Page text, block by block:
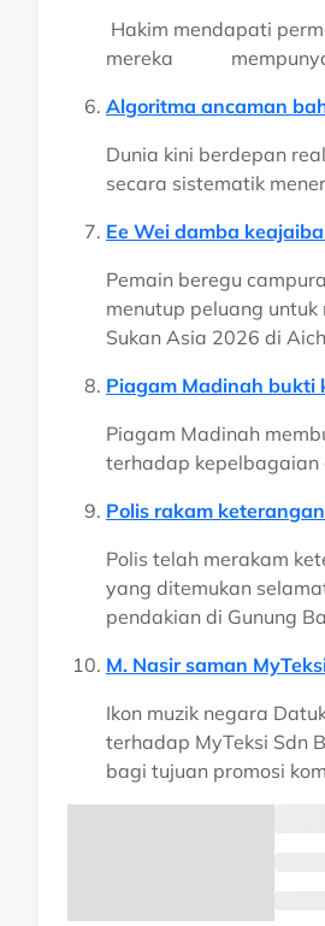
Hakim mendapati
mereka mempunyai
Algoritma ancaman
Dunia kini berdepan
secara sistematik
Ee Wei damba
Pemain beregu
menutup peluang
Sukan Asia 2026 di
Piagam Madinah bukti
Piagam Madinah
terhadap kepelbagaian
Polis rakam
Polis telah merakam
yang ditemukan
pendakian di Gunung
M. Nasir saman
Ikon muzik negara
terhadap MyTeksi Sdn
bagi tujuan promosi